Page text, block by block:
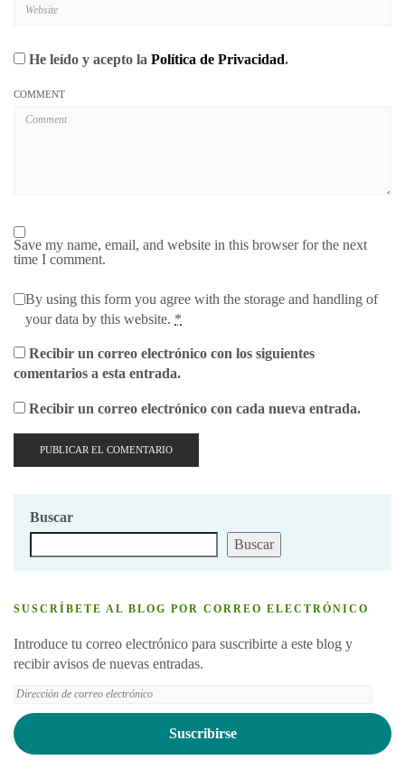
He leído y acepto la Política de Privacidad.
COMMENT
Save my name, email, and website in this browser for the next
time I comment.
By using this form you agree with the storage and handling of
your data by this website. *
Recibir un correo electrónico con los siguientes
comentarios a esta entrada.
Recibir un correo electrónico con cada nueva entrada.
Buscar
Buscar
SUSCRÍBETE AL BLOG POR CORREO ELECTRÓNICO
Introduce tu correo electrónico para suscribirte a este blog y
recibir avisos de nuevas entradas.
Dirección
de
correo
electrónico
Suscribirse